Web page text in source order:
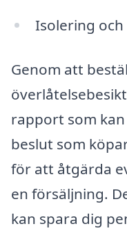
Isolering
Genom att
rapport som
beslut som
för att åtgärda
en försäljning.
kan spara dig